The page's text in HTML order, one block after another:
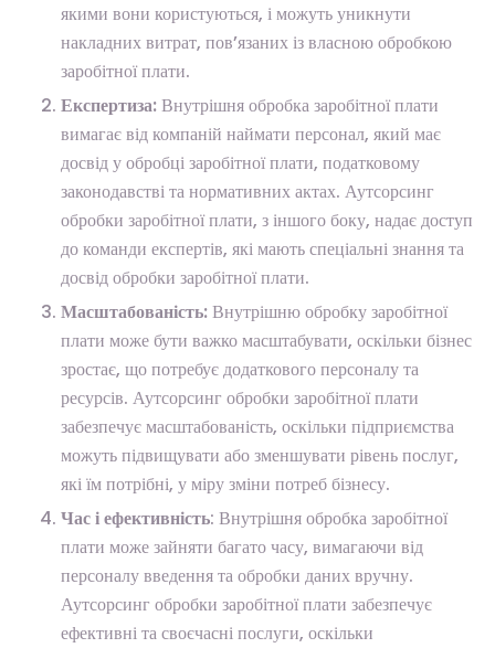
якими вони користуються, і можуть уникнути
накладних витрат, пов’язаних із власною обробкою
заробітної плати.
Експертиза:Внутрішня обробка заробітної плати
вимагає від компаній наймати персонал, який має
досвід у обробці заробітної плати, податковому
законодавстві та нормативних актах. Аутсорсинг
обробки заробітної плати, з іншого боку, надає доступ
до команди експертів, які мають спеціальні знання та
досвід обробки заробітної плати.
Масштабованість:Внутрішню обробку заробітної
плати може бути важко масштабувати, оскільки бізнес
зростає, що потребує додаткового персоналу та
ресурсів. Аутсорсинг обробки заробітної плати
забезпечує масштабованість, оскільки підприємства
можуть підвищувати або зменшувати рівень послуг,
які їм потрібні, у міру зміни потреб бізнесу.
Час і ефективність: Внутрішня обробка заробітної
плати може зайняти багато часу, вимагаючи від
персоналу введення та обробки даних вручну.
Аутсорсинг обробки заробітної плати забезпечує
ефективні та своєчасні послуги, оскільки